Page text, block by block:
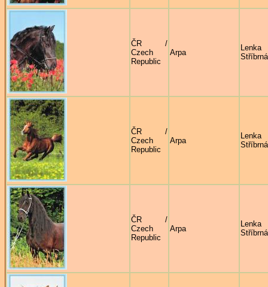
ČR /
Czech
Republic
Arpa
Lenka
Stříbrná
ČR /
Czech
Republic
Arpa
Lenka
Stříbrná
ČR /
Czech
Republic
Arpa
Lenka
Stříbrná